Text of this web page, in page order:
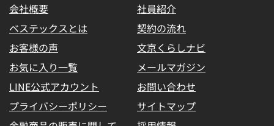
会社概要
社員紹介
ベステックスとは
契約の流れ
お客様の声
文京くらしナビ
お気に入り一覧
メールマガジン
LINE公式アカウント
お問い合わせ
プライバシーポリシー
サイトマップ